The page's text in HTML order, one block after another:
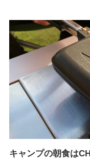
キャンプの朝食は